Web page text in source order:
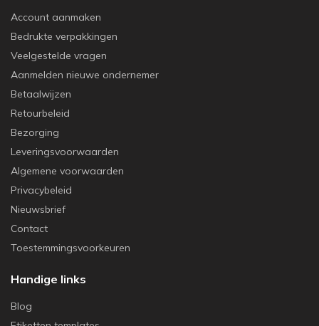
Account aanmaken
Bedrukte verpakkingen
Veelgestelde vragen
Aanmelden nieuwe ondernemer
Betaalwijzen
Retourbeleid
Bezorging
Leveringsvoorwaarden
Algemene voorwaarden
Privacybeleid
Nieuwsbrief
Contact
Toestemmingsvoorkeuren
Handige links
Blog